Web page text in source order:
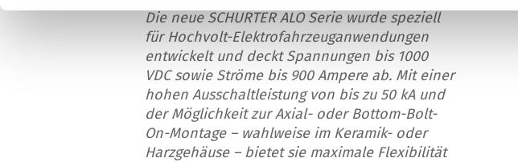
Die neue SCHURTER ALO Serie wurde speziell
für Hochvolt-Elektrofahrzeuganwendungen
entwickelt und deckt Spannungen bis 1000
VDC sowie Ströme bis 900 Ampere ab. Mit einer
hohen Ausschaltleistung von bis zu 50 kA und
der Möglichkeit zur Axial- oder Bottom-Bolt-
On-Montage – wahlweise im Keramik- oder
Harzgehäuse – bietet sie maximale Flexibilität